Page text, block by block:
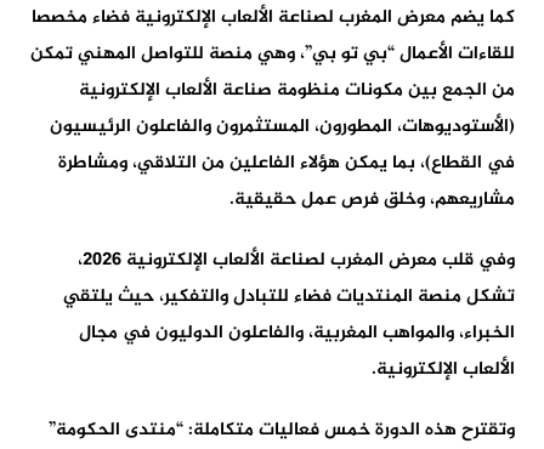
كما يضم معرض المغرب لصناعة الألعاب الإلكترونية فضاء مخصصا
للقاءات الأعمال “بي تو بي”، وهي منصة للتواصل المهني تمكن
من الجمع بين مكونات منظومة صناعة الألعاب الإلكترونية
(الأستوديوهات، المطورون، المستثمرون والفاعلون الرئيسيون
في القطاع)، بما يمكن هؤلاء الفاعلين من التلاقي، ومشاطرة
مشاريعهم، وخلق فرص عمل حقيقية.
وفي قلب معرض المغرب لصناعة الألعاب الإلكترونية 2026،
تشكل منصة المنتديات فضاء للتبادل والتفكير، حيث يلتقي
الخبراء، والمواهب المغربية، والفاعلون الدوليون في مجال
الألعاب الإلكترونية.
وتقترح هذه الدورة خمس فعاليات متكاملة: “منتدى الحكومة”